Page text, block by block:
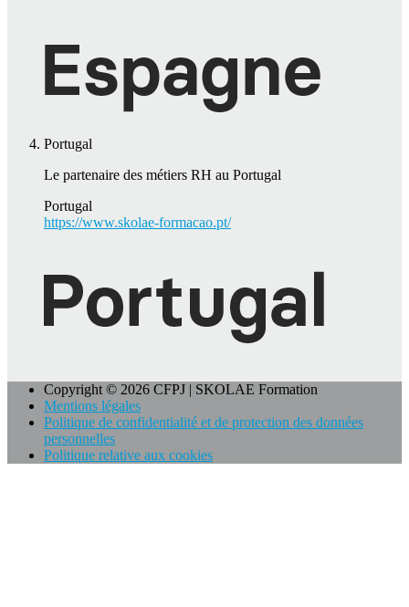
Portugal
Le partenaire des métiers RH au Portugal
Portugal
https://www.skolae-formacao.pt/
Copyright © 2026 CFPJ | SKOLAE Formation
Mentions légales
Politique de confidentialité et de protection des données
personnelles
Politique relative aux cookies